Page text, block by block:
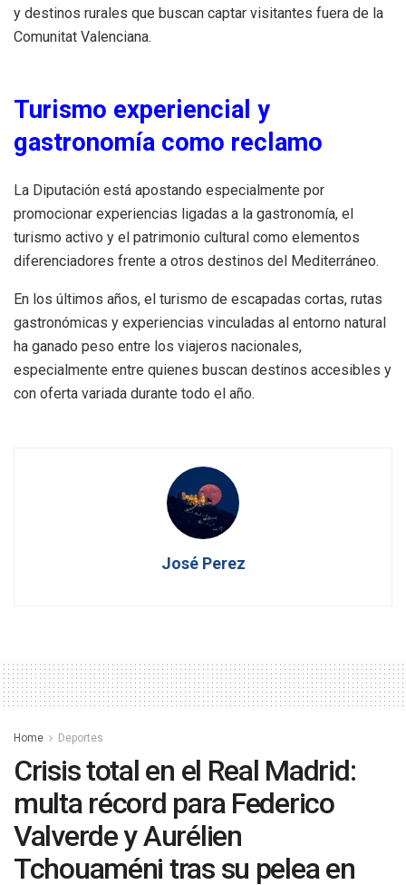
y destinos rurales que buscan captar visitantes fuera de la
Comunitat Valenciana.
Turismo experiencial y
gastronomía como reclamo
La Diputación está apostando especialmente por
promocionar experiencias ligadas a la gastronomía, el
turismo activo y el patrimonio cultural como elementos
diferenciadores frente a otros destinos del Mediterráneo.
En los últimos años, el turismo de escapadas cortas, rutas
gastronómicas y experiencias vinculadas al entorno natural
ha ganado peso entre los viajeros nacionales,
especialmente entre quienes buscan destinos accesibles y
con oferta variada durante todo el año.
José Perez
Home Deportes
Crisis total en el Real Madrid:
multa récord para Federico
Valverde y Aurélien
Tchouaméni tras su pelea en